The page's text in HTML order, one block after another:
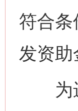
符合
发资
为进